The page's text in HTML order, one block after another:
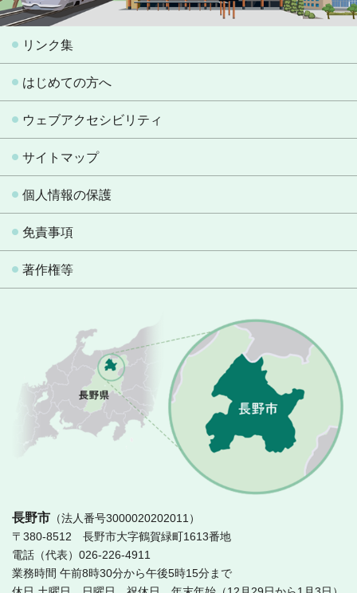
リンク集
はじめての方へ
ウェブアクセシビリティ
サイトマップ
個人情報の保護
免責事項
著作権等
長野市 （法人番号3000020202011）
〒380-8512 長野市大字鶴賀緑町1613番地
電話（代表）026-226-4911
業務時間 午前8時30分から午後5時15分まで